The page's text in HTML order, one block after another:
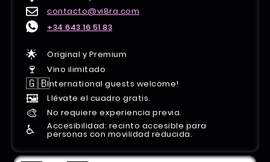
contacto@vi8ra.com
+34 643 16 51 83
🌟 Original y Premium
🍷 Vino ilimitado
🇬🇧International guests welcome!
🖼️ Llévate el cuadro gratis.
🎨 No requiere experiencia previa.
♿️ Accesibilidad: recinto accesible para
personas con movilidad reducida.